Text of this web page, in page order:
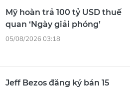
Mỹ hoàn trả 100 tỷ USD thuế
quan ‘Ngày giải phóng’
05/08/2026 03:18
Jeff Bezos đăng ký bán 15